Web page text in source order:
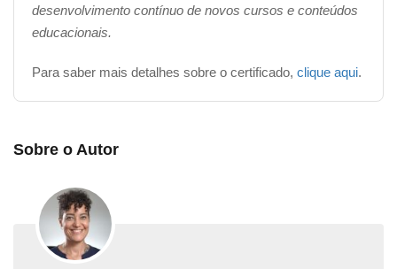
A compreensão e aplicação eficaz de técnicas de SEO
vendas online. O SEO atua como alicerce para o
de conteúdo e estratégias de link building que
funcionam como ferramentas nos resultados de busca,
impulsionando as vendas e o sucesso digital.
desenvolvimento contínuo de novos cursos e conteúdos
educacionais.
Para saber mais detalhes sobre o certificado, clique aqui.
Sobre o Autor